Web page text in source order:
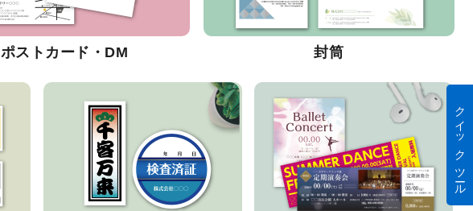
ポストカード・DM 封筒
クイック ツール